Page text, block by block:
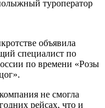
объявила
специалист по
по времени «Розы
не смогла
рейсах, что и